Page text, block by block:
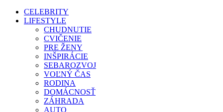
CELEBRITY
LIFESTYLE
CHUDNUTIE
CVIČENIE
PRE ŽENY
INŠPIRÁCIE
SEBAROZVOJ
VOĽNÝ ČAS
RODINA
DOMÁCNOSŤ
ZÁHRADA
AUTO